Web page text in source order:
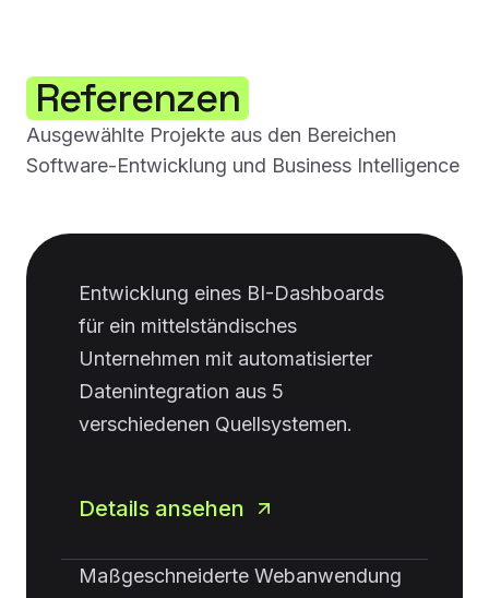
Referenzen
Ausgewählte Projekte aus den Bereichen
Software-Entwicklung und Business Intelligence
Entwicklung eines BI-Dashboards
für ein mittelständisches
Unternehmen mit automatisierter
Datenintegration aus 5
verschiedenen Quellsystemen.
Details ansehen
Maßgeschneiderte Webanwendung